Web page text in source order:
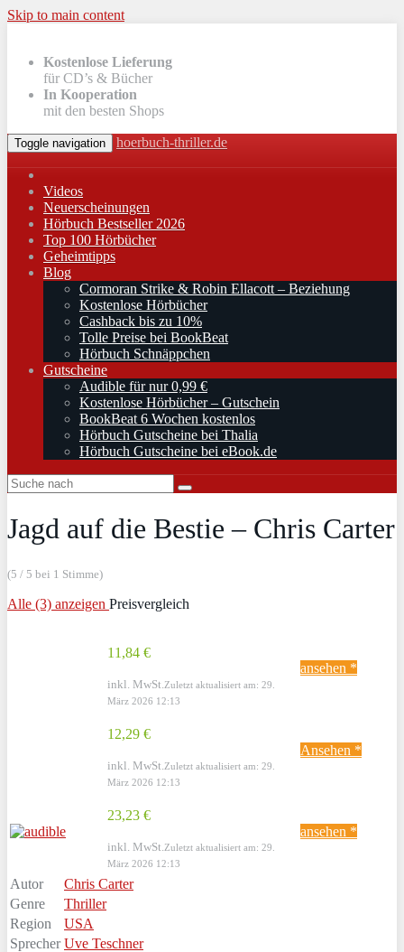
Skip to main content
Kostenlose Lieferung
für CD’s & Bücher
In Kooperation
mit den besten Shops
Toggle navigation hoerbuch-thriller.de
Videos
Neuerscheinungen
Hörbuch Bestseller 2026
Top 100 Hörbücher
Geheimtipps
Blog
Cormoran Strike & Robin Ellacott – Beziehung
Kostenlose Hörbücher
Cashback bis zu 10%
Tolle Preise bei BookBeat
Hörbuch Schnäppchen
Gutscheine
Audible für nur 0,99 €
Kostenlose Hörbücher – Gutschein
BookBeat 6 Wochen kostenlos
Hörbuch Gutscheine bei Thalia
Hörbuch Gutscheine bei eBook.de
Jagd auf die Bestie – Chris Carter
(5 / 5 bei 1 Stimme)
Alle (3) anzeigen Preisvergleich
11,84 €
inkl. MwSt. Zuletzt aktualisiert am: 29.
März 2026 12:13
ansehen *
12,29 €
inkl. MwSt. Zuletzt aktualisiert am: 29.
März 2026 12:13
Ansehen *
23,23 €
inkl. MwSt. Zuletzt aktualisiert am: 29.
März 2026 12:13
ansehen *
Autor
Chris Carter
Genre
Thriller
Region
USA
Sprecher Uve Teschner